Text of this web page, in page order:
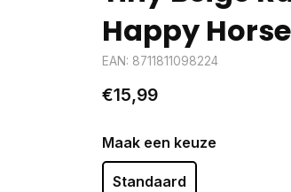
Happy Horse
EAN: 8711811098224
€15,99
Maak een keuze
Standaard